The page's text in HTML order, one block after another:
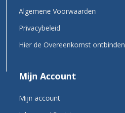
Algemene Voorwaarden
Privacybeleid
Hier de Overeenkomst ontbinden
Mijn Account
Mijn account